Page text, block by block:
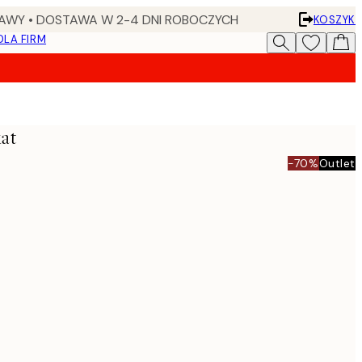
• DOSTAWA W 2-4 DNI ROBOCZYCH
KOSZYK
FIRM
-70%Outlet